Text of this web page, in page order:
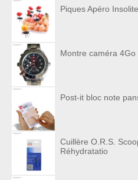
Piques Apéro
Montre caméra
Post-it bloc note
Cuillère O.R.S.
Réhydratatio